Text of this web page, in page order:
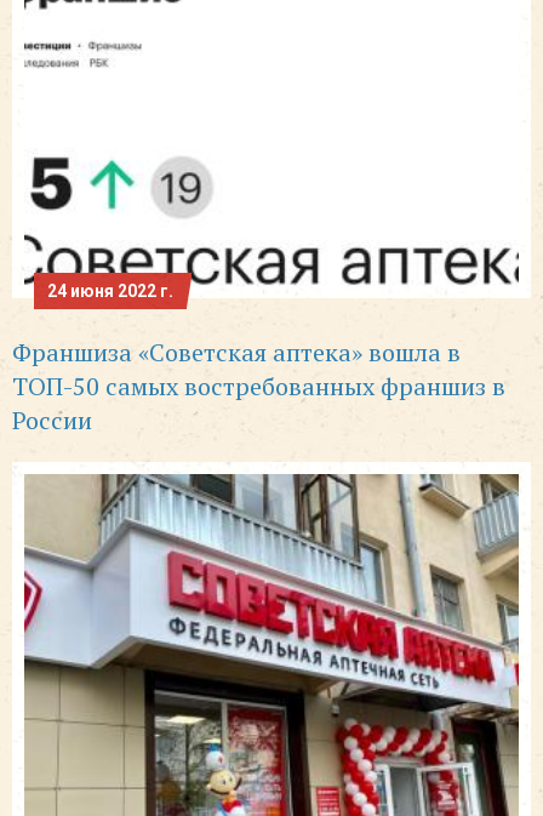
24 июня 2022 г.
Франшиза «Советская аптека» вошла в
ТОП-50 самых востребованных франшиз в
России